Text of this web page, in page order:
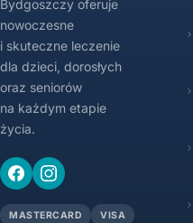
Bydgoszczy oferuje
nowoczesne
i skuteczne leczenie
dla dzieci, dorosłych
oraz seniorów
na każdym etapie
życia.
MASTERCARD VISA